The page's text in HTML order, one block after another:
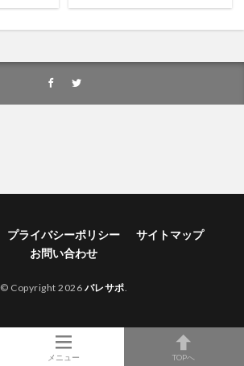
プライバシーポリシー
サイトマップ
お問い合わせ
© Copyright 2026 バレサポ.
メニュー TOPへ